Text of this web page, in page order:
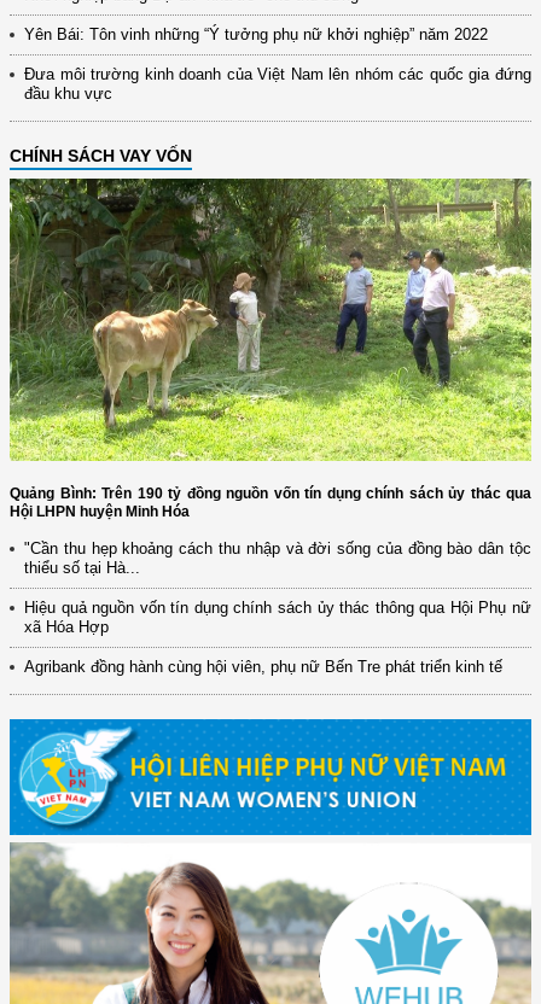
Yên Bái: Tôn vinh những “Ý tưởng phụ nữ khởi nghiệp” năm 2022
Đưa môi trường kinh doanh của Việt Nam lên nhóm các quốc gia đứng
đầu khu vực
CHÍNH SÁCH VAY VỐN
Quảng Bình: Trên 190 tỷ đồng nguồn vốn tín dụng chính sách ủy thác qua
Hội LHPN huyện Minh Hóa
"Cần thu hẹp khoảng cách thu nhập và đời sống của đồng bào dân tộc
thiểu số tại Hà...
Hiệu quả nguồn vốn tín dụng chính sách ủy thác thông qua Hội Phụ nữ
xã Hóa Hợp
Agribank đồng hành cùng hội viên, phụ nữ Bến Tre phát triển kinh tế